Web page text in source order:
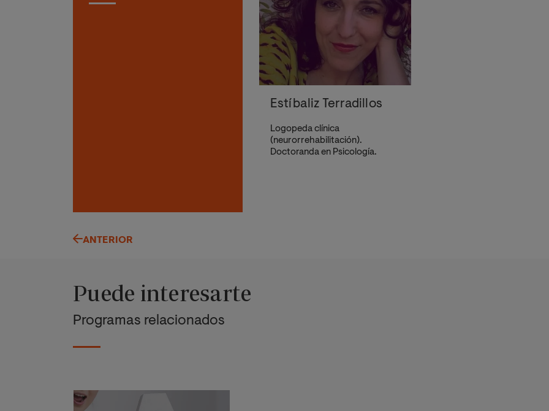
Estíbaliz Terradillos
Logopeda clínica
(neurorrehabilitación).
Doctoranda en Psicología.
ANTERIOR
Puede interesarte
Programas relacionados